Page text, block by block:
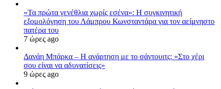
«Τα πρώτα γενέθλια χωρίς εσένα»: Η συγκινητική
εξομολόγηση του Λάμπρου Κωνσταντάρα για τον αείμνηστο
πατέρα του
7 ώρες ago
Δανάη Μπάρκα – Η ανάρτηση με το σάντουιτς: «Στο χέρι
σου είναι να αδυνατίσεις»
9 ώρες ago